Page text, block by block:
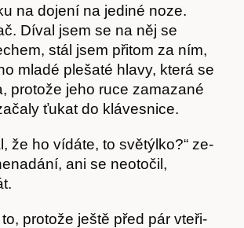
Obchod
na dojení na jediné noze.
Díval jsem se na něj se
stál jsem přitom za ním,
mladé plešaté hlavy, která se
protože jeho ruce zamazané
ťukat do klávesnice.
že ho vídáte, to světýlko?“ ze­
ani se neotočil,
protože ještě před pár vteři­